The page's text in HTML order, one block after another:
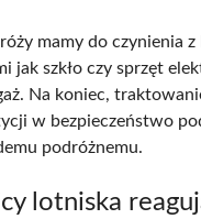
mamy do czynienia
jak szkło czy sprzęt
Na koniec,
w bezpieczeństwo
podróżnemu.
lotniska